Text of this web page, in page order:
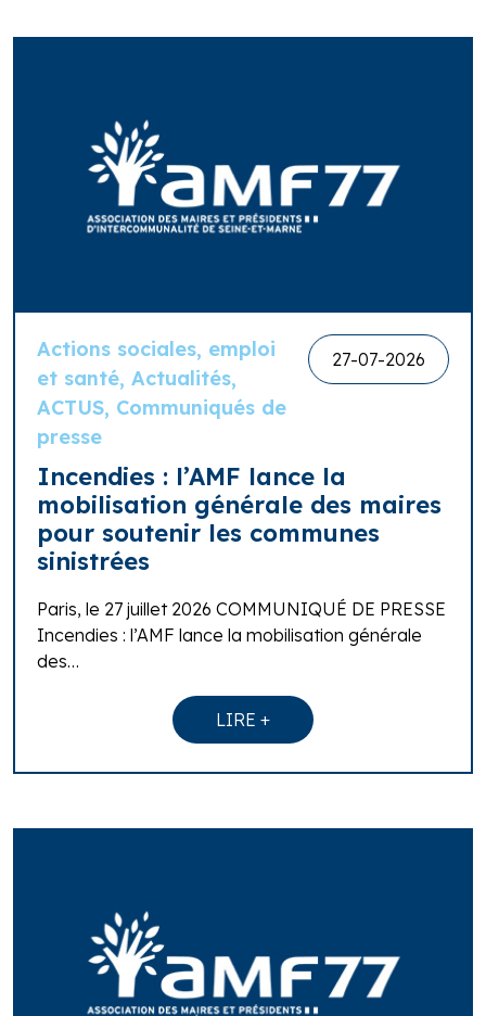
Actions sociales, emploi
et santé, Actualités,
ACTUS, Communiqués de
presse
27-07-2026
Incendies : l’AMF lance la
mobilisation générale des maires
pour soutenir les communes
sinistrées
Paris, le 27 juillet 2026 COMMUNIQUÉ DE PRESSE
Incendies : l’AMF lance la mobilisation générale
des…
LIRE +